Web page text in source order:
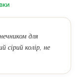
для
сірий колір, не